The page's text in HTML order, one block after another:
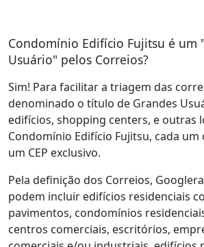
Condomínio Edifício Fujitsu é um
Usuário" pelos Correios?
Sim! Para facilitar a triagem das
denominado o título de Grandes
edifícios, shopping centers, e outras
Condomínio Edifício Fujitsu, cada
um CEP exclusivo.
Pela definição dos Correios,
podem incluir edifícios residenciais
pavimentos, condomínios
centros comerciais, escritórios,